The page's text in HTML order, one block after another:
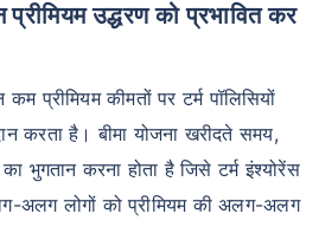
प्रीमियम कीमतों पर टर्म पॉलिसियों
करता है। बीमा योजना खरीदते समय,
भुगतान करना होता है जिसे टर्म इंश्योरेंस
अलग लोगों को प्रीमियम की अलग-अलग